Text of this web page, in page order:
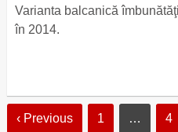
Varianta balcanică
în 2014.
‹ Previous 1 … 4